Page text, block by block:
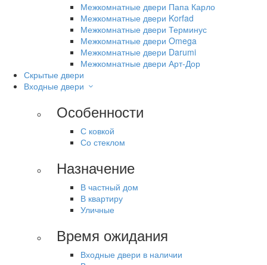
Межкомнатные двери Папа Карло
Межкомнатные двери Korfad
Межкомнатные двери Терминус
Межкомнатные двери Omega
Межкомнатные двери Darumi
Межкомнатные двери Арт-Дор
Скрытые двери
Входные двери
Особенности
С ковкой
Со стеклом
Назначение
В частный дом
В квартиру
Уличные
Время ожидания
Входные двери в наличии